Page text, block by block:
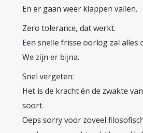
En er gaan weer klappen vallen.
Zero tolerance, dat werkt.
Een snelle frisse oorlog zal alles
We zijn er bijna.
Snel vergeten:
Het is de kracht én de zwakte
soort.
Oeps sorry voor zoveel